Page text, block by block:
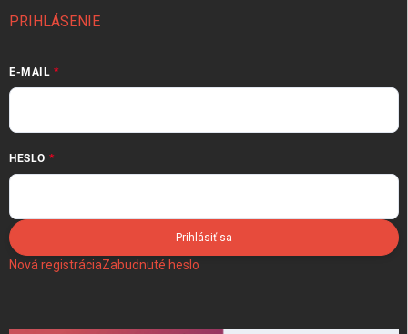
PRIHLÁSENIE
E-MAIL
HESLO
Prihlásiť sa
Nová registráciaZabudnuté heslo